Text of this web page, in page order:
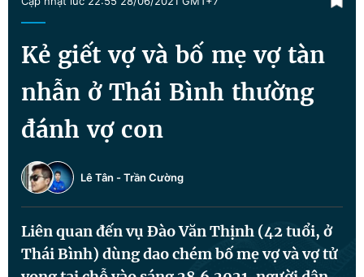
Video Magazine
Sản phẩm khác
Tiện ích
Thông tin tòa soạn Liên hệ quảng cáo
Time
Kẻ giết vợ và bố mẹ vợ tàn
nhẫn ở Thái Bình thường
đánh vợ con
Lê Tân -Trần Cường
Liên quan đến vụ Đào Văn Thịnh (42 tuổi, ở
Thái Bình) dùng dao chém bố mẹ vợ và vợ tử